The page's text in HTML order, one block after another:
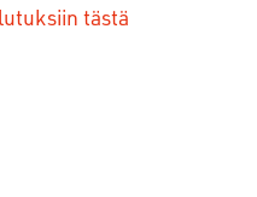
tästä